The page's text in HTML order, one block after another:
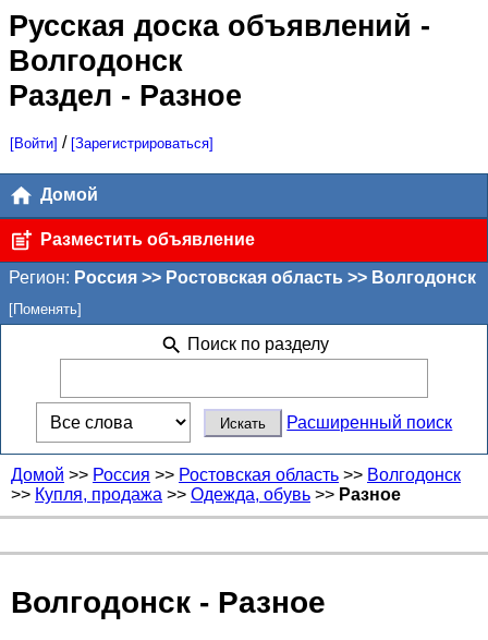
Русская доска объявлений -
Волгодонск
Раздел - Разное
[Войти] / [Зарегистрироваться]
Домой
Разместить объявление
Регион: Россия >> Ростовская область >> Волгодонск
[Поменять]
Поиск по разделу
Расширенный поиск
Домой >> Россия >> Ростовская область >> Волгодонск
>> Купля, продажа >> Одежда, обувь >> Разное
Волгодонск - Разное